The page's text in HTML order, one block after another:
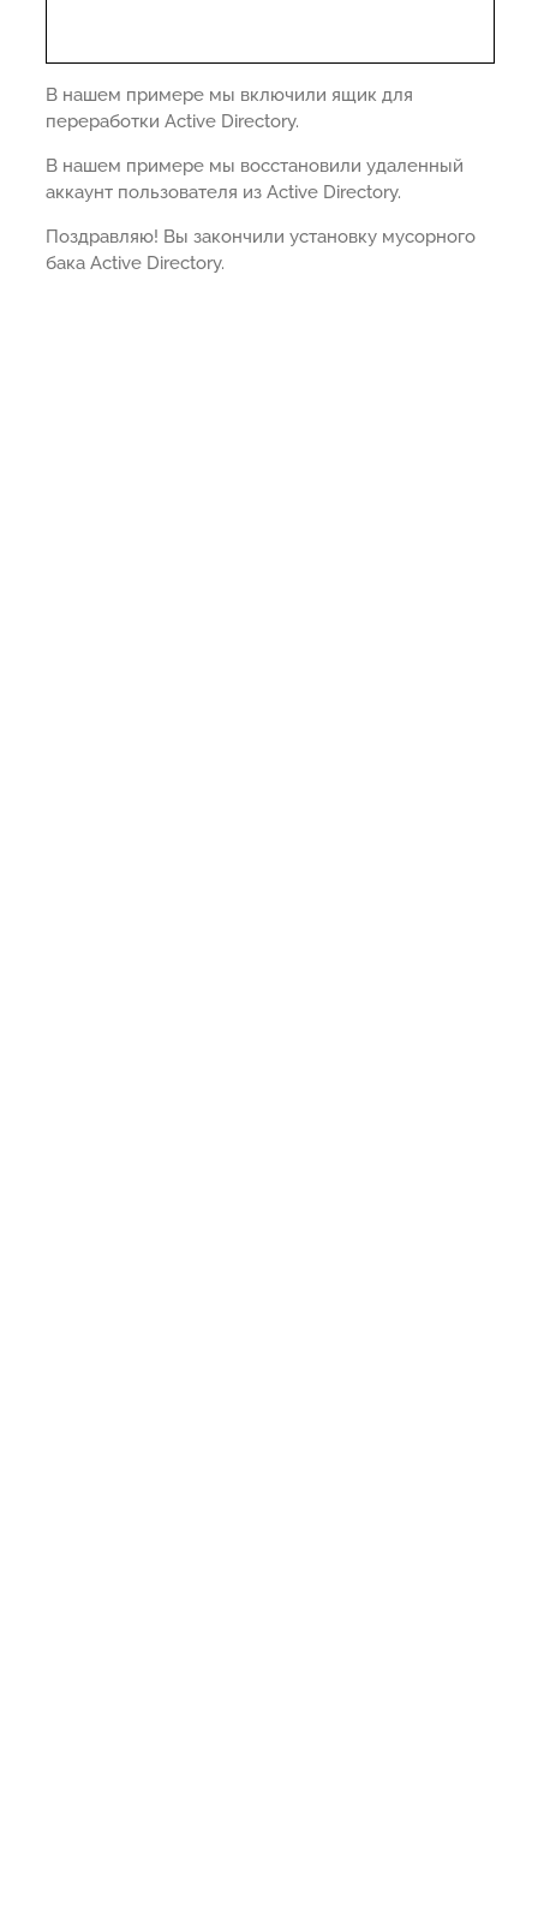
В нашем примере мы включили ящик для
переработки Active Directory.
В нашем примере мы восстановили удаленный
аккаунт пользователя из Active Directory.
Поздравляю! Вы закончили установку мусорного
бака Active Directory.